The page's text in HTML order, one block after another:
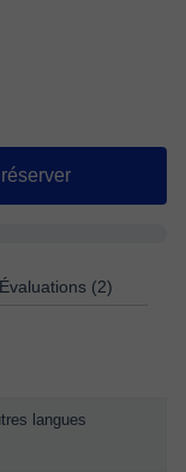
Évaluations (2)
langues